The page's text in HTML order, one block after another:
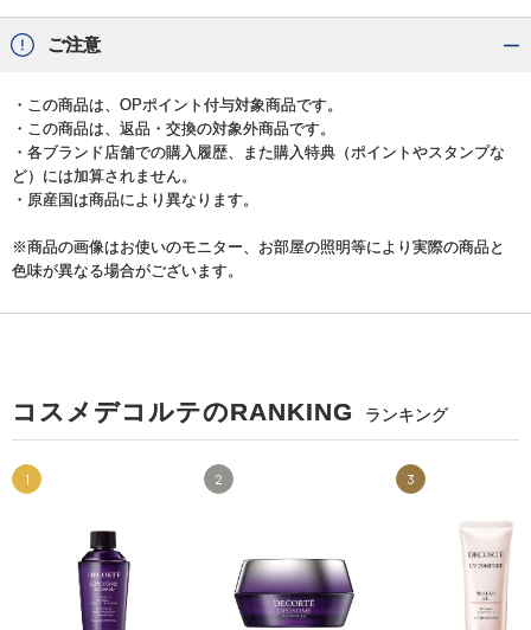
ご注意
・この商品は、OPポイント付与対象商品です。
・この商品は、返品・交換の対象外商品です。
・各ブランド店舗での購入履歴、また購入特典（ポイントやスタンプな
ど）には加算されません。
・原産国は商品により異なります。
※商品の画像はお使いのモニター、お部屋の照明等により実際の商品と
色味が異なる場合がございます。
コスメデコルテのRANKING ランキング
1 2 3